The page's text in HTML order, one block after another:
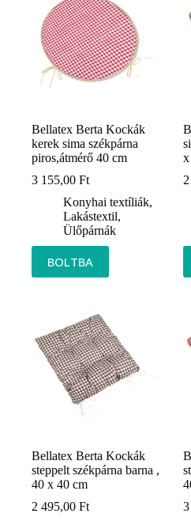
Bellatex Berta Kockák
kerek sima székpárna
piros,átmérő 40 cm
3 155,00 Ft
Konyhai textíliák,
Lakástextil,
Ülőpárnák
BOLTBA
x
Bellatex Berta Kockák
steppelt székpárna barna ,
40 x 40 cm
2 495,00 Ft